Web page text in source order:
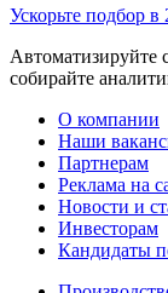
Ускорьте подбор в
Автоматизируйте
собирайте
О компании
Наши
Партнерам
Реклама на
Новости и
Инвесторам
Кандидаты